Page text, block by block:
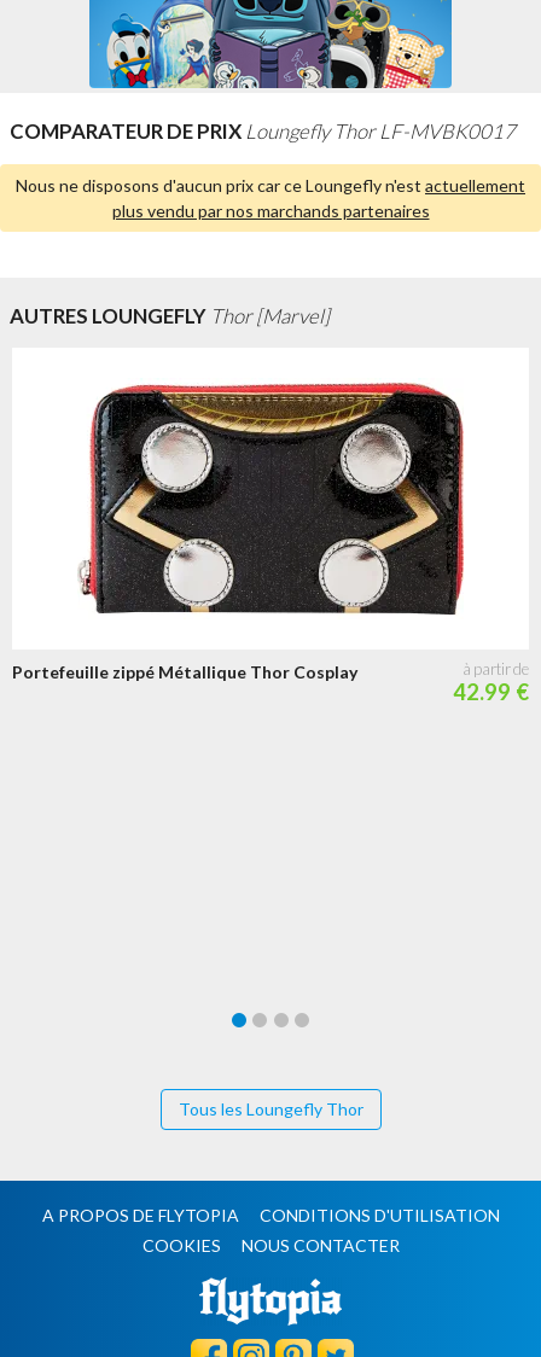
COMPARATEUR DE PRIX Loungefly Thor LF-MVBK0017
Nous ne disposons d'aucun prix car ce Loungefly n'est actuellement
plus vendu par nos marchands partenaires
AUTRES LOUNGEFLY Thor [Marvel]
Portefeuille zippé Métallique Thor Cosplay
42.99 €
Tous les Loungefly Thor
A PROPOS DE FLYTOPIA
CONDITIONS D'UTILISATION
COOKIES
NOUS CONTACTER